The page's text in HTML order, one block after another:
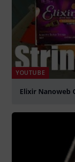
YOUTUBE
Elixir Nanoweb